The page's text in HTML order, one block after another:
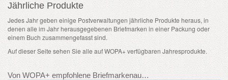
Jährliche Produkte
Jedes Jahr geben einige Postverwaltungen jährliche Produkte heraus, in
denen alle im Jahr herausgegebenen Briefmarken in einer Packung oder
einem Buch zusammengefasst sind.
Auf dieser Seite sehen Sie alle auf WOPA+ verfügbaren Jahresprodukte.
Von WOPA+ empfohlene Briefmarkenausgaben